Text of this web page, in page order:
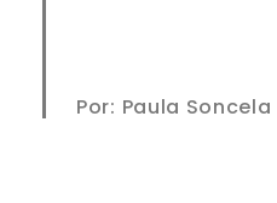
Por: Paula Soncela